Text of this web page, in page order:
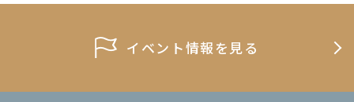
イベント情報を見る